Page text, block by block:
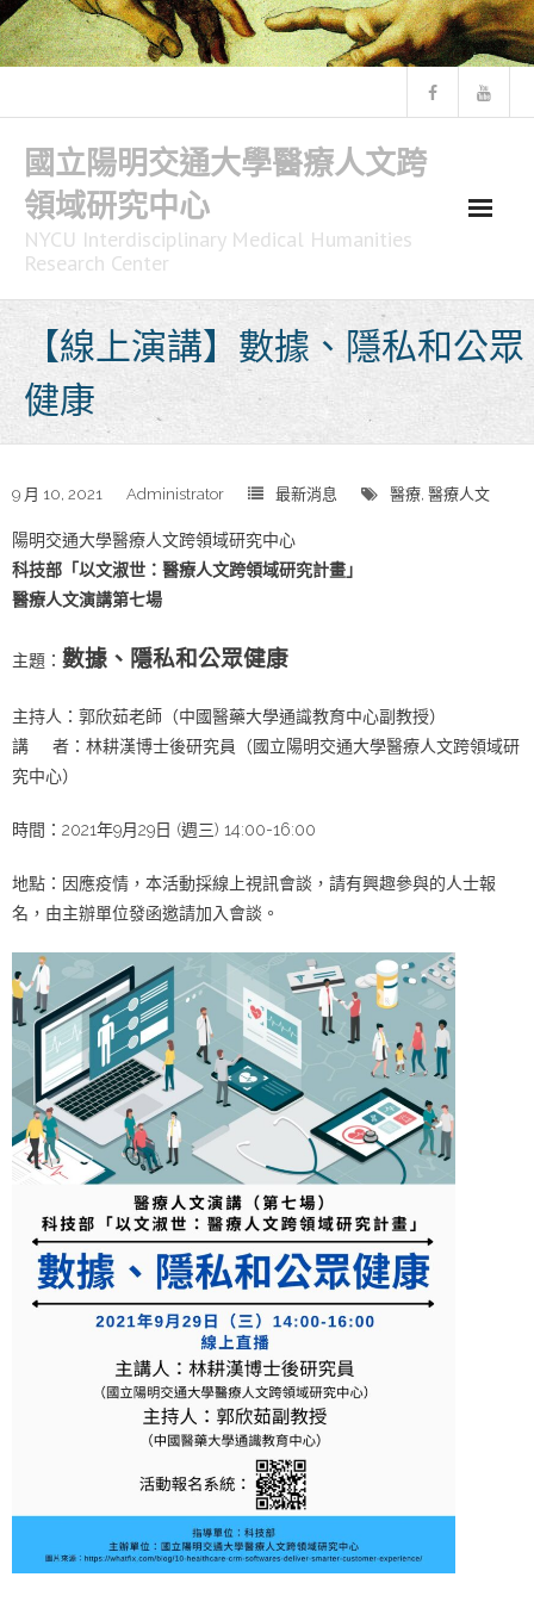
Skip
to
content
國立陽明交通大學醫療人文跨
領域研究中心
NYCU Interdisciplinary Medical Humanities
Research Center
【線上演講】數據、隱私和公眾
健康
9 月 10, 2021 Administrator 最新消息 醫療, 醫療人文
陽明交通大學醫療人文跨領域研究中心
科技部「以文淑世：醫療人文跨領域研究計畫」
醫療人文演講第七場
主題： 數據、隱私和公眾健康
主持人：郭欣茹老師（中國醫藥大學通識教育中心副教授）
講 者：林耕漢博士後研究員（國立陽明交通大學醫療人文跨領域研
究中心）
時間：2021年9月29日 (週三) 14:00-16:00
地點：因應疫情，本活動採線上視訊會談，請有興趣參與的人士報
名，由主辦單位發函邀請加入會談。